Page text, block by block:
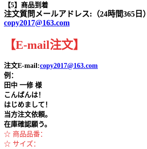
【5】商品到着
注文質問メールアドレス:（24時間365日）
copy2017@163.com
【E-mail注文】
注文E-mail:copy2017@163.com
例：
田中 一修 様
こんばんは！
はじめまして！
当方注文依頼。
在庫確認願う。
☆ 商品品番：
☆ サイズ：